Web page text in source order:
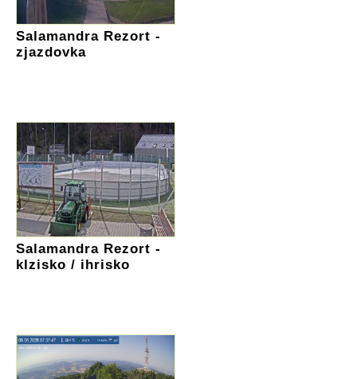
Salamandra Rezort -
zjazdovka
Salamandra Rezort -
klzisko / ihrisko